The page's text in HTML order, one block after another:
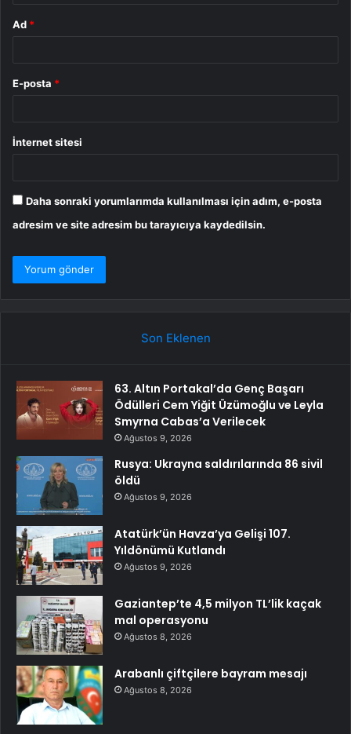
Ad *
E-posta *
İnternet sitesi
Daha sonraki yorumlarımda kullanılması için adım, e-posta
adresim ve site adresim bu tarayıcıya kaydedilsin.
Son Eklenen
63. Altın Portakal’da Genç Başarı
Ödülleri Cem Yiğit Üzümoğlu ve Leyla
Smyrna Cabas’a Verilecek
Ağustos 9, 2026
Rusya: Ukrayna saldırılarında 86 sivil
öldü
Ağustos 9, 2026
Atatürk’ün Havza’ya Gelişi 107.
Yıldönümü Kutlandı
Ağustos 9, 2026
Gaziantep’te 4,5 milyon TL’lik kaçak
mal operasyonu
Ağustos 8, 2026
Arabanlı çiftçilere bayram mesajı
Ağustos 8, 2026